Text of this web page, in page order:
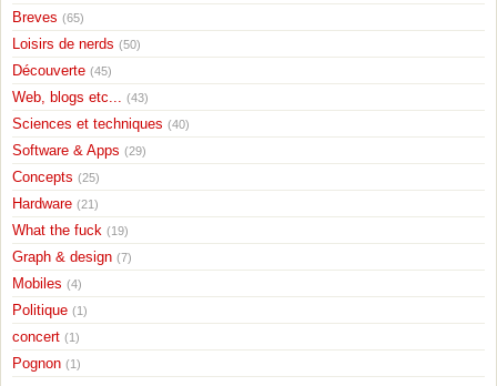
Breves (65)
Loisirs de nerds (50)
Découverte (45)
Web, blogs etc... (43)
Sciences et techniques (40)
Software & Apps (29)
Concepts (25)
Hardware (21)
What the fuck (19)
Graph & design (7)
Mobiles (4)
Politique (1)
concert (1)
Pognon (1)